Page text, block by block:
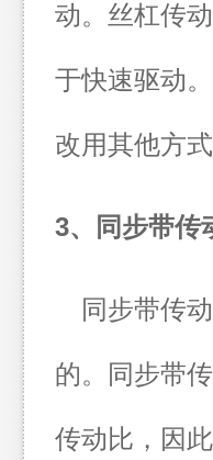
动。丝杠传
于快速驱动
改用其他方
3、同步带传
同步带传
的。同步带
传动比，因